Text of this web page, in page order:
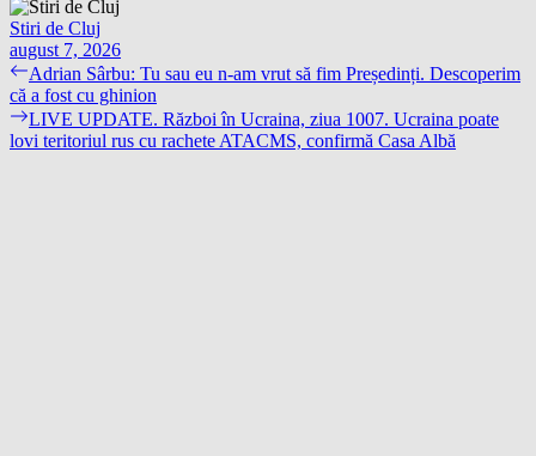
Stiri de Cluj
august 7, 2026
Navigare
în
articole
Previous
post:
Adrian Sârbu: Tu sau eu n-am vrut să fim Președinți. Descoperim
că a fost cu ghinion
Next
post:
LIVE UPDATE. Război în Ucraina, ziua 1007. Ucraina poate
lovi teritoriul rus cu rachete ATACMS, confirmă Casa Albă